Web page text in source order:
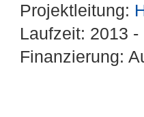
Projektleitung:
Laufzeit: 2013
Finanzierung: